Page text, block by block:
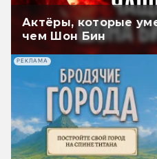
Актёры, которые
чем Шон Бин
РЕКЛАМА